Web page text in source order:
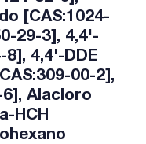
[CAS:1024-
29-3], 4,4'-
8], 4,4'-DDE
00-2],
6], Alacloro
HCH